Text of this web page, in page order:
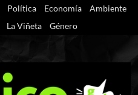
Política Economía
Ambiente
La Viñeta Género